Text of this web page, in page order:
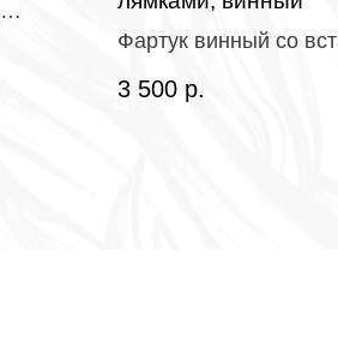
Фартук винный со
однотонный канвас с
3 500 р.